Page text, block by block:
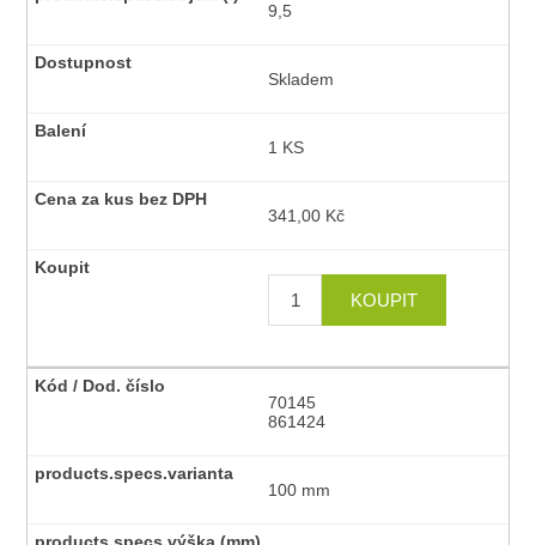
9,5
Skladem
1 KS
341,00 Kč
70145
861424
100 mm